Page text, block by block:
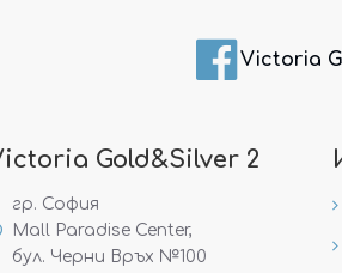
Victoria
Gold&Silver 2
гр. София
Mall Paradise Center,
бул. Черни Връх №100